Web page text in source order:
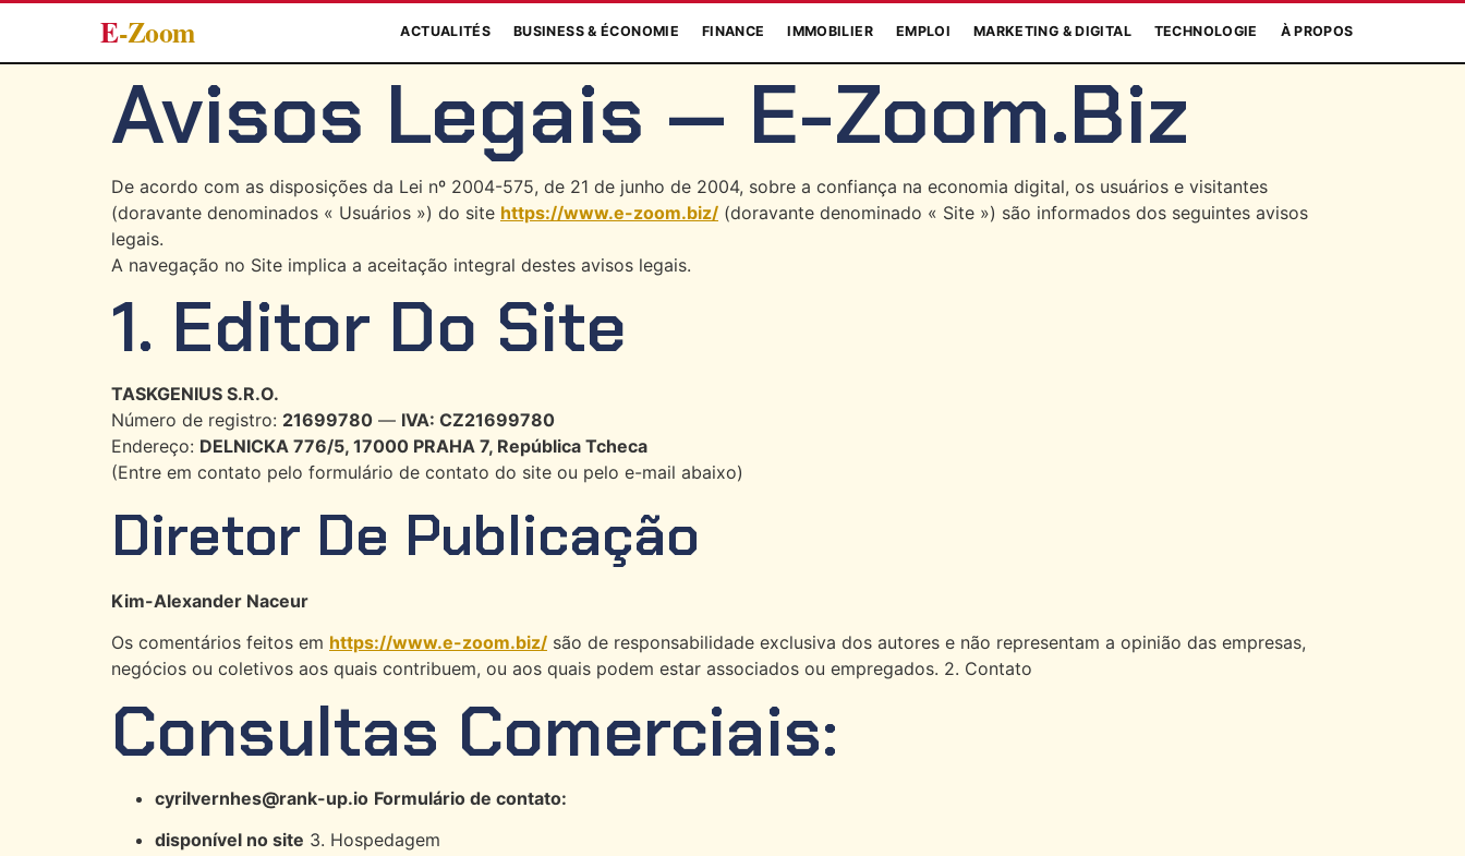
E-Zoom ACTUALITÉS BUSINESS & ÉCONOMIE FINANCE IMMOBILIER EMPLOI MARKETING & DIGITAL TECHNOLOGIE À PROPOS
Avisos Legais — E-Zoom.biz
De acordo com as disposições da Lei nº 2004-575, de 21 de junho de 2004, sobre a confiança na economia digital, os usuários e visitantes
(doravante denominados « Usuários ») do site https://www.e-zoom.biz/ (doravante denominado « Site ») são informados dos seguintes avisos
legais.
A navegação no Site implica a aceitação integral destes avisos legais.
1. Editor Do Site
TASKGENIUS S.R.O.
Número de registro: 21699780 — IVA: CZ21699780
Endereço: DELNICKA 776/5, 17000 PRAHA 7, República Tcheca
(Entre em contato pelo formulário de contato do site ou pelo e-mail abaixo)
Diretor De Publicação
Kim-Alexander Naceur
Os comentários feitos em https://www.e-zoom.biz/ são de responsabilidade exclusiva dos autores e não representam a opinião das empresas,
negócios ou coletivos aos quais contribuem, ou aos quais podem estar associados ou empregados. 2. Contato
Consultas Comerciais:
cyrilvernhes@rank-up.io Formulário de contato:
disponível no site 3. Hospedagem